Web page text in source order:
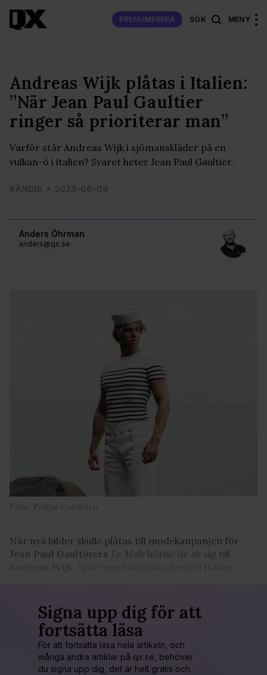
PRENUMERERA SÖK MENY
Anders Öhrman
anders@qx.se
Andreas Wijk plåtas i Italien:
”När Jean Paul Gaultier
ringer så prioriterar man”
Varför står Andreas Wijk i sjömanskläder på en
vulkan-ö i italien? Svaret heter Jean Paul Gaultier.
KÄNDIS 2023-06-09
Foto: Felipe Cordeiro
När nya bilder skulle plåtas till modekanpanjen för
Jean Paul Gaultiuers Le Male hörde de av sig till
Signa upp dig för att
fortsätta läsa
För att fortsätta läsa hela artikeln, och
många andra artiklar på qx.se, behöver
du signa upp dig, det är helt gratis och